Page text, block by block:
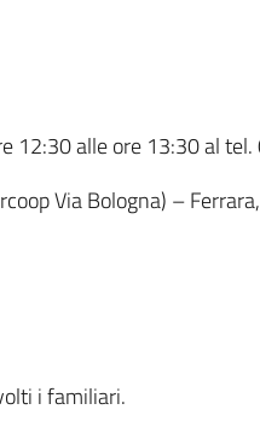
12:30 alle ore 13:30 al
Via Bologna) –
i familiari.